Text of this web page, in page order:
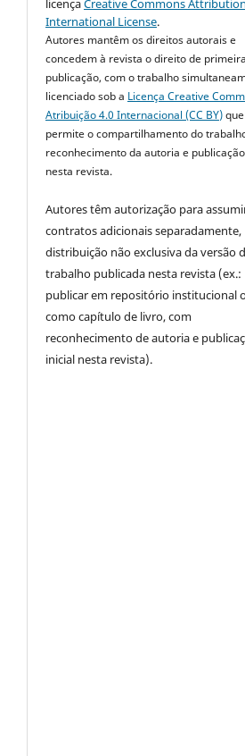
licençaCreative Commons
International License.
Autores mantêm os direitos autorais e
concedem à revista o direito de
publicação, com o trabalho
licenciado sob a Licença Creative
Atribuição 4.0 Internacional (CC BY)que
permite o compartilhamento do
reconhecimento da autoria e
nesta revista.
Autores têm autorização para
contratos adicionais separadamente,
distribuição não exclusiva da versão
trabalho publicada nesta revista (ex.:
publicar em repositório institucional
como capítulo de livro, com
reconhecimento de autoria e
inicial nesta revista).